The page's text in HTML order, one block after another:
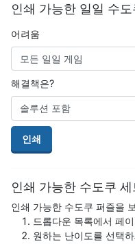
인쇄 가능한 일일 수
어려움
해결책은?
인쇄
인쇄 가능한 수도쿠 세
인쇄 가능한 수도쿠 퍼즐을
드롭다운 목록에서 페
원하는 난이도를 선택